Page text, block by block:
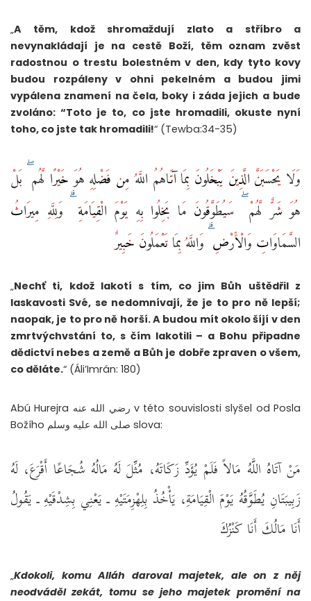
„A těm, kdož shromaždují zlato a stříbro a
nevynakládají je na cestě Boží, těm oznam zvěst
radostnou o trestu bolestném v den, kdy tyto kovy
budou rozpáleny v ohni pekelném a budou jimi
vypálena znamení na čela, boky i záda jejich a bude
zvoláno: “Toto je to, co jste hromadili, okuste nyní
toho, co jste tak hromadili!“ (Tewba:34-35)
وَلَا يَحْسَبَنَّ الَّذِينَ يَبْخَلُونَ بِمَا آتَاهُمُ اللَّهُ مِن فَضْلِهِ هُوَ خَيْرًا لَّهُم ۖ بَلْ
هُوَ شَرٌّ لَّهُمْ ۖ سَيُطَوَّقُونَ مَا بَخِلُوا بِهِ يَوْمَ الْقِيَامَةِ ۗ وَلِلَّهِ مِيرَاثُ
السَّمَاوَاتِ وَالْأَرْضِ ۗ وَاللَّهُ بِمَا تَعْمَلُونَ خَبِيرٌ
„Nechť ti, kdož lakotí s tím, co jim Bůh uštědřil z
laskavosti Své, se nedomnívají, že je to pro ně lepší;
naopak, je to pro ně horší. A budou mít okolo šíjí v den
zmrtvýchvstání to, s čím lakotili – a Bohu připadne
dědictví nebes a země a Bůh je dobře zpraven o všem,
co děláte.“ (Áli’Imrán: 180)
Abú Hurejra رضي الله عنه v této souvislosti slyšel od Posla
Božího صلى الله عليه وسلم slova:
مَنْ آتَاهُ اللَّهُ مَالاً فَلَمْ يُؤَدِّ زَكَاتَهُ، مُثِّلَ لَهُ مَالُهُ شُجَاعًا أَقْرَعَ، لَهُ
زَبِيبَتَانِ يُطَوَّقُهُ يَوْمَ الْقِيَامَةِ، يَأْخُذُ بِلِهْزِمَتَيْهِ ـ يَعْنِي بِشِدْقَيْهِ ـ يَقُولُ
أَنَا مَالُكَ أَنَا كَنْزُكَ
„Kdokoli, komu Alláh daroval majetek, ale on z něj
neodváděl zekát, tomu se jeho majetek promění na